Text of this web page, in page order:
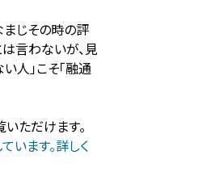
じその時の評
言わないが、見
人」こそ「融通
いただけます。
ます。詳しく